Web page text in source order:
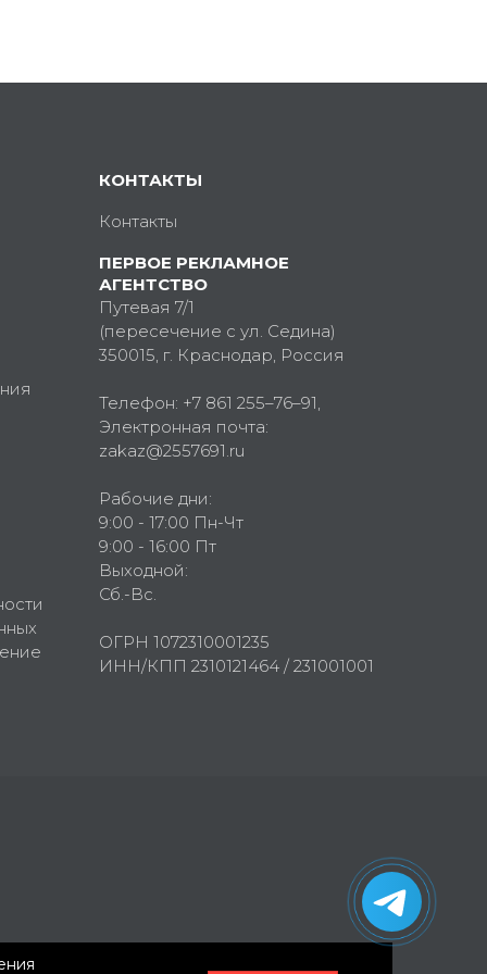
КОНТАКТЫ
Контакты
ПЕРВОЕ РЕКЛАМНОЕ
АГЕНТСТВО
Путевая 7/1
(пересечение с ул. Седина)
350015 , г. Краснодар, Россия
Телефон: +7 861 255–76–91
Электронная почта:
zakaz@2557691.ru
Рабочие дни:
9:00 - 17:00 Пн-Чт
9:00 - 16:00 Пт
Выходной:
Сб.-Вс.
ОГРН 1072310001235
ИНН/КПП 2310121464 / 231001001